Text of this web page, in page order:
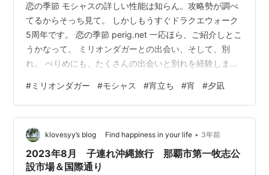
恋の季節 モシャスの詳しい性能は知らん。攻略勢が調べ
てるからそっち見て。 しかしもうすぐドラクエウォーク
5周年です。 恋の季節 perig.net 一応ほら、ご紹介しとこ
うかなって。 ミリオンダガーとの出会い、そして、別
れ。 ぺりめにも、たくさんの出会いと別れを経験しまし
た。 （それ以外のミリダガを恋しむ記事はDQWカテゴリ
をディグってみてください） だって最終的に手に入れら
れてないですからね？ そんな永遠の別れを経験したあた
しにもまた、恋の季節が訪れました。 あっ。 ちがうちが
う。 この浴衣がおはだけの娘にじゃなくて。 こっちです
こっち。 見…
#ミリオンダガー #モシャス #宵立ち #宵 #夕凪
klovesyy’s blog Find happiness in your life • 3年前
2023年8月 子連れ沖縄旅行 那覇市第一牧志公
設市場＆国際通り